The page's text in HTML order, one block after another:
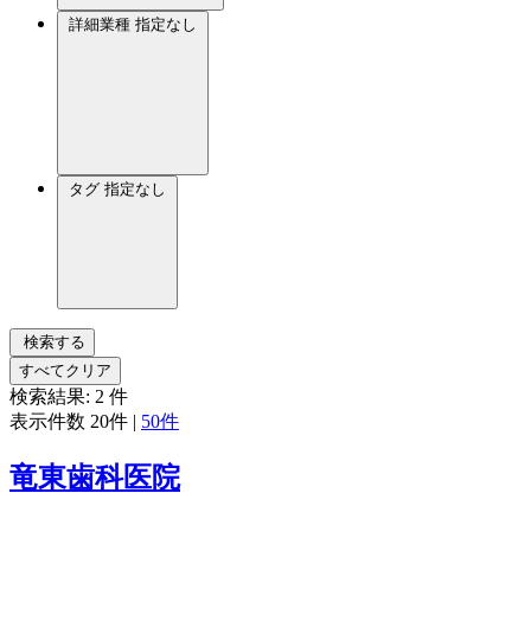
詳細業種 指定なし
タグ 指定なし
検索する
すべてクリア
検索結果: 2 件
表示件数 20件 | 50件
竜東歯科医院